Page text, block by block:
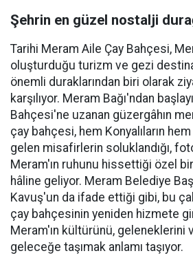
Şehrin en güzel nostalji
Tarihi Meram Aile Çay Bahçesi,
oluşturduğu turizm ve gezi
önemli duraklarından biri olarak
karşılıyor. Meram Bağı'ndan
Bahçesi'ne uzanan güzergâhın
çay bahçesi, hem Konyalıların hem
gelen misafirlerin soluklandığı,
Meram'ın ruhunu hissettiği özel
hâline geliyor. Meram Belediye
Kavuş'un da ifade ettiği gibi, bu
çay bahçesinin yeniden hizmete
Meram'ın kültürünü, geleneklerini
geleceğe taşımak anlamı taşıyor.